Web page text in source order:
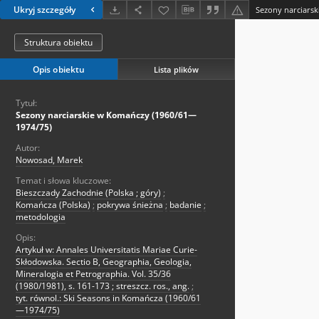
Ukryj szczegóły Sezony
Struktura obiektu
Opis obiektu Lista plików
Tytuł:
Sezony narciarskie w Komańczy (1960/61—
1974/75)
Autor:
Nowosad, Marek
Temat i słowa kluczowe:
Bieszczady Zachodnie (Polska ; góry) ;
Komańcza (Polska) ; pokrywa śnieżna ; badanie ;
metodologia
Opis:
Artykuł w: Annales Universitatis Mariae Curie-
Skłodowska. Sectio B, Geographia, Geologia,
Mineralogia et Petrographia. Vol. 35/36
(1980/1981), s. 161-173 ; streszcz. ros., ang. ;
tyt. równol.: Ski Seasons in Komańcza (1960/61
—1974/75)